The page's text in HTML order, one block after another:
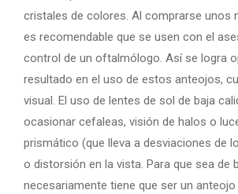
cristales de colores. Al comprarse unos
es recomendable que se usen con el
control de un oftalmólogo. Así se logra
resultado en el uso de estos anteojos,
visual. El uso de lentes de sol de baja
ocasionar cefaleas, visión de halos o
prismático (que lleva a desviaciones de
o distorsión en la vista. Para que sea de
necesariamente tiene que ser un